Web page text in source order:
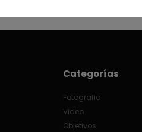
Categorías
Fotografia
Video
Objetivos